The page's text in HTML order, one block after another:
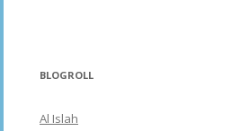
BLOGROLL
Al Islah